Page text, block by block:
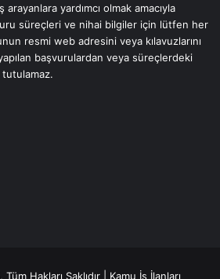
yardımcı olmak amacıyla
süreçleri ve nihai bilgiler için lütfen her
resmi web adresini veya kılavuzlarını
başvurulardan veya süreçlerdeki
, Tüm Hakları Saklıdır | Kamu İş İlanları